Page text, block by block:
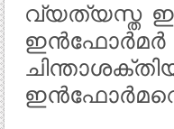
വ്യത്യസ്ത
ഇന്‍ഫോര്‍മര്‍